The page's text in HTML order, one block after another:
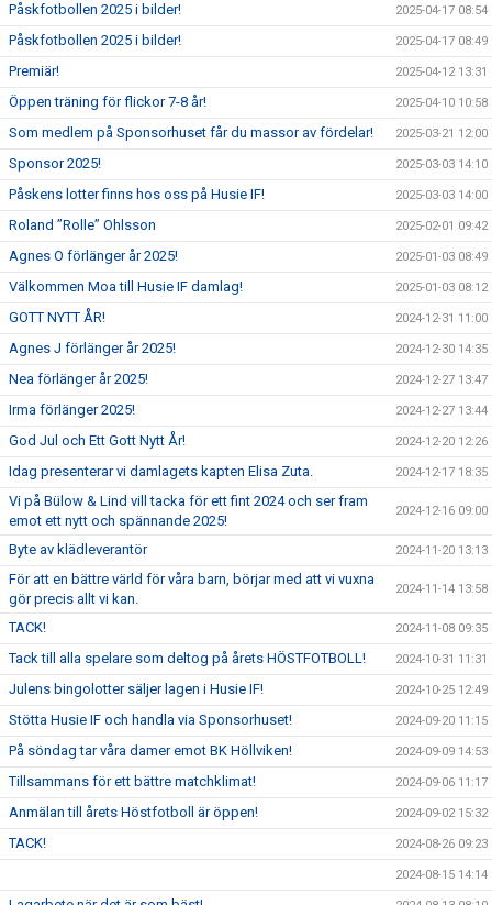
Påskfotbollen 2025 i bilder! 2025-04-17 08:54
Påskfotbollen 2025 i bilder! 2025-04-17 08:49
Premiär! 2025-04-12 13:31
Öppen träning för flickor 7-8 år! 2025-04-10 10:58
Som medlem på Sponsorhuset får du massor av fördelar! 2025-03-21 12:00
Sponsor 2025! 2025-03-03 14:10
Påskens lotter finns hos oss på Husie IF! 2025-03-03 14:00
Roland ”Rolle” Ohlsson 2025-02-01 09:42
Agnes O förlänger år 2025! 2025-01-03 08:49
Välkommen Moa till Husie IF damlag! 2025-01-03 08:12
GOTT NYTT ÅR! 2024-12-31 11:00
Agnes J förlänger år 2025! 2024-12-30 14:35
Nea förlänger år 2025! 2024-12-27 13:47
Irma förlänger 2025! 2024-12-27 13:44
God Jul och Ett Gott Nytt År! 2024-12-20 12:26
Idag presenterar vi damlagets kapten Elisa Zuta. 2024-12-17 18:35
Vi på Bülow & Lind vill tacka för ett fint 2024 och ser fram
emot ett nytt och spännande 2025!
2024-12-16 09:00
Byte av klädleverantör 2024-11-20 13:13
För att en bättre värld för våra barn, börjar med att vi vuxna
gör precis allt vi kan.
2024-11-14 13:58
TACK! 2024-11-08 09:35
Tack till alla spelare som deltog på årets HÖSTFOTBOLL! 2024-10-31 11:31
Julens bingolotter säljer lagen i Husie IF! 2024-10-25 12:49
Stötta Husie IF och handla via Sponsorhuset! 2024-09-20 11:15
På söndag tar våra damer emot BK Höllviken! 2024-09-09 14:53
Tillsammans för ett bättre matchklimat! 2024-09-06 11:17
Anmälan till årets Höstfotboll är öppen! 2024-09-02 15:32
TACK! 2024-08-26 09:23
2024-08-15 14:14